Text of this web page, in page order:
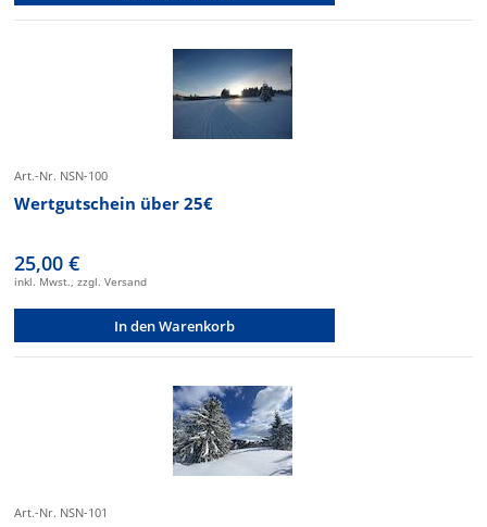
Art.-Nr. NSN-100
Wertgutschein über 25€
25,00 €
inkl. Mwst., zzgl. Versand
In den Warenkorb
Art.-Nr. NSN-101